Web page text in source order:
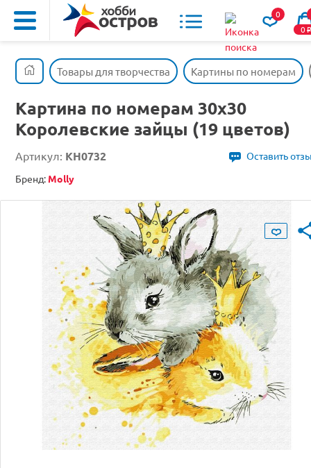
0
0o
Товары для творчества Картины по номерам
Картина по номерам 30х30
Королевские зайцы (19 цветов)
Артикул: KH0732
Оставить
Бренд: Molly